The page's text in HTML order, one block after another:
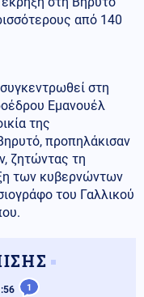
από 140
στη
Εμανουέλ
της
προπηλάκισαν
ζητώντας τη
των κυβερνώντων
του Γαλλικού
1